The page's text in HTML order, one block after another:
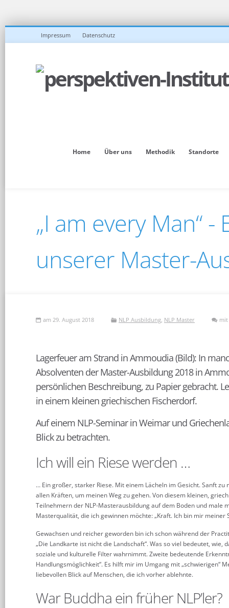
Impressum Datenschutz
Home Über uns Methodik Standorte
„I am every Man“
unserer Master-
am 29. August 2018 NLP Ausbildung, NLP Master mit
Lagerfeuer am Strand in Ammoudia (Bild): In
Absolventen der Master-Ausbildung 2018 in
persönlichen Beschreibung, zu Papier gebracht.
in einem kleinen griechischen Fischerdorf.
Auf einem NLP-Seminar in Weimar und
Blick zu betrachten.
Ich will ein Riese werden …
… Ein großer, starker Riese. Mit einem Lächeln im Gesicht. Sanft
allen Kräften, um meinen Weg zu gehen. Von diesem kleinen,
Teilnehmern der NLP-Masterausbildung auf dem Boden und male
Masterqualität, die ich gewinnen möchte: „Kraft. Ich bin mir
Gewachsen und reicher geworden bin ich schon während der
„Die Landkarte ist nicht die Landschaft“. Was so viel bedeutet,
soziale und kulturelle Filter wahrnimmt. Zweite bedeutende
Handlungsmöglichkeit“. Es hilft mir im Umgang mit „schwierigen“
liebevollen Blick auf Menschen, die ich vorher ablehnte.
War Buddha ein früher NLP’ler?